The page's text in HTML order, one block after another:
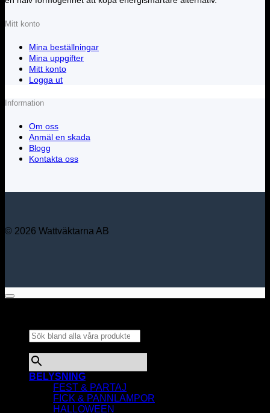
Mitt konto
Mina beställningar
Mina uppgifter
Mitt konto
Logga ut
Information
Om oss
Anmäl en skada
Blogg
Kontakta oss
© 2026 Wattväktarna AB
BELYSNING
FEST & PARTAJ
FICK & PANNLAMPOR
HALLOWEEN